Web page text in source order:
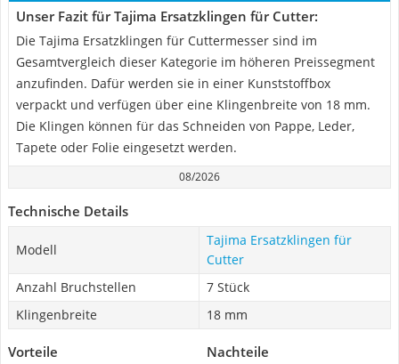
Unser Fazit für Tajima Ersatzklingen für Cutter:
Die Tajima Ersatzklingen für Cuttermesser sind im
Gesamtvergleich dieser Kategorie im höheren Preissegment
anzufinden. Dafür werden sie in einer Kunststoffbox
verpackt und verfügen über eine Klingenbreite von 18 mm.
Die Klingen können für das Schneiden von Pappe, Leder,
Tapete oder Folie eingesetzt werden.
08/2026
Technische Details
Modell
Tajima Ersatzklingen für
Cutter
Anzahl Bruchstellen
7 Stück
Klingenbreite
18 mm
Vorteile Nachteile